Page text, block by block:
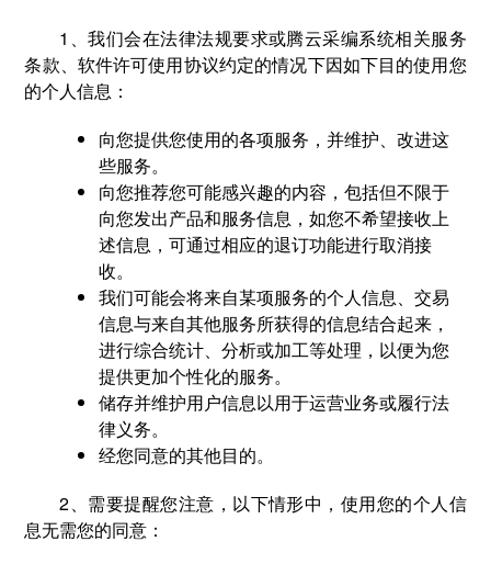
1、我们会在法律法规要求或腾云采编系统相关服务
条款、软件许可使用协议约定的情况下因如下目的使用您
的个人信息：
向您提供您使用的各项服务，并维护、改进这
些服务。
向您推荐您可能感兴趣的内容，包括但不限于
向您发出产品和服务信息，如您不希望接收上
述信息，可通过相应的退订功能进行取消接
收。
我们可能会将来自某项服务的个人信息、交易
信息与来自其他服务所获得的信息结合起来，
进行综合统计、分析或加工等处理，以便为您
提供更加个性化的服务。
储存并维护用户信息以用于运营业务或履行法
律义务。
经您同意的其他目的。
2、需要提醒您注意，以下情形中，使用您的个人信
息无需您的同意：